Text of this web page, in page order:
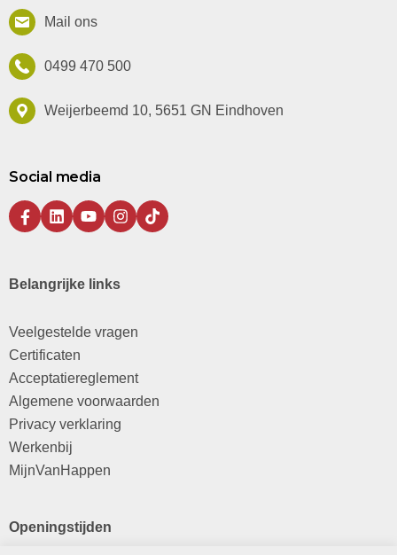
Mail ons
0499 470 500
Weijerbeemd 10, 5651 GN Eindhoven
Social media
Belangrijke links
Veelgestelde vragen
Certificaten
Acceptatiereglement
Algemene voorwaarden
Privacy verklaring
Werkenbij
MijnVanHappen
Openingstijden